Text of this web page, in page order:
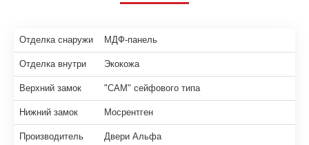
Отделка снаружи МДФ-панель
Отделка внутри Экокожа
Верхний замок "САМ" сейфового типа
Нижний замок Мосрентген
Производитель Двери Альфа